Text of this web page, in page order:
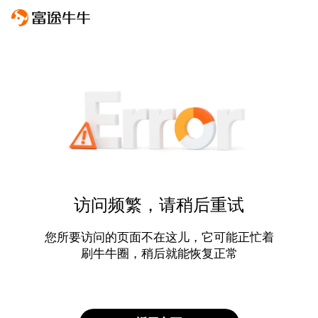
访问频繁，请稍后重试
您所要访问的页面不在这儿，它可能正忙着
刷牛牛圈，稍后就能恢复正常